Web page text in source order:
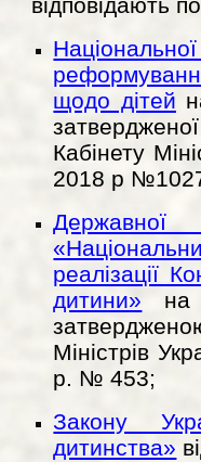
відповідають
щодо дітей
Кабінету
2018 р
Державної
реалізації
дитини» на
Міністрів
р. № 453;
Закону
дитинства»